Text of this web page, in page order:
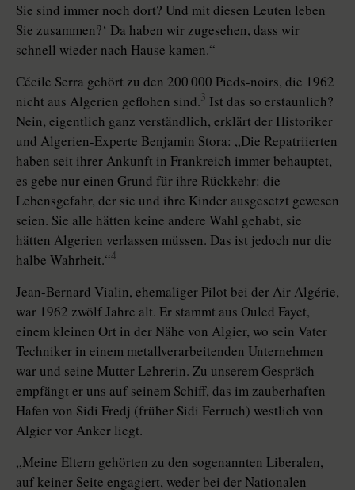
Sie sind immer noch dort? Und mit diesen Leuten leben
Sie zusammen?‘ Da haben wir zugesehen, dass wir
schnell wieder nach Hause kamen.“
Cécile Serra gehört zu den 200 000 Pieds-noirs, die 1962
nicht aus Algerien geflohen sind.3 Ist das so erstaunlich?
Nein, eigentlich ganz verständlich, erklärt der Historiker
und Algerien-Experte Benjamin Stora: „Die Repatriierten
haben seit ihrer Ankunft in Frankreich immer behauptet,
es gebe nur einen Grund für ihre Rückkehr: die
Lebensgefahr, der sie und ihre Kinder ausgesetzt gewesen
seien. Sie alle hätten keine andere Wahl gehabt, sie
hätten Algerien verlassen müssen. Das ist jedoch nur die
halbe Wahrheit.“4
Jean-Bernard Vialin, ehemaliger Pilot bei der Air Algérie,
war 1962 zwölf Jahre alt. Er stammt aus Ouled Fayet,
einem kleinen Ort in der Nähe von Algier, wo sein Vater
Techniker in einem metallverarbeitenden Unternehmen
war und seine Mutter Lehrerin. Zu unserem Gespräch
empfängt er uns auf seinem Schiff, das im zauberhaften
Hafen von Sidi Fredj (früher Sidi Ferruch) westlich von
Algier vor Anker liegt.
„Meine Eltern gehörten zu den sogenannten Liberalen,
auf keiner Seite engagiert, weder bei der Nationalen